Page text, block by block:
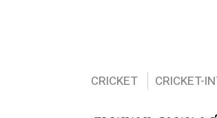
CRICKET CRICKET-